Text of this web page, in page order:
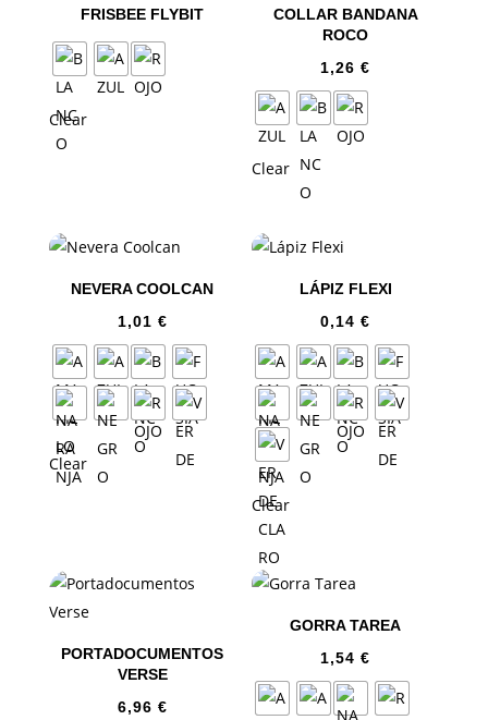
FRISBEE FLYBIT
Clear
COLLAR BANDANA
ROCO
1,26€
Clear
NEVERA COOLCAN
1,01 €
Clear
LÁPIZ FLEXI
0,14€
Clear
PORTADOCUMENTOS
VERSE
6,96 €
GORRA TAREA
1,54€